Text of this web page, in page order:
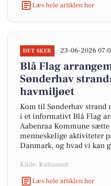
Læs hele artiklen her
DET SKER 23-06-2026
Blå Flag
Sønderhav
havmiljøet
Kom til Sønderhav
i et informativt Blå Flag
Aabenraa Kommune
menneskelige aktiviteter
Danmark, og hvad vi kan
Kilde: Kultunaut
Læs hele artiklen her